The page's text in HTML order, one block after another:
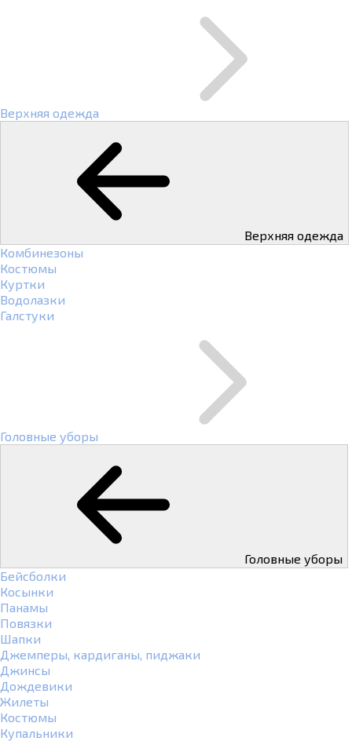
Верхняя одежда
Верхняя одежда
Комбинезоны
Костюмы
Куртки
Водолазки
Галстуки
Головные уборы
Головные уборы
Бейсболки
Косынки
Панамы
Повязки
Шапки
Джемперы, кардиганы, пиджаки
Джинсы
Дождевики
Жилеты
Костюмы
Купальники